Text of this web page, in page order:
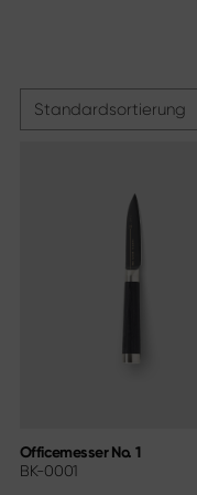
Officemesser No. 1
BK-0001